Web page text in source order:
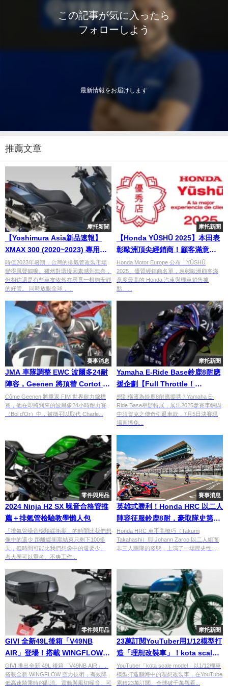
この記事が気に入ったら
フォローしよう
最新情報をお届けします
推薦文章
摩托新聞
【Yoshimura Asia新品速報】
XMAX 300 (2020~2023) 專用全
段排氣管 R-77J、GP-MAGNUM
115雙雙改款
時值2023年暑期，台灣的排氣管改裝市場
變得風聲鶴唳。雖然對環境因素感到無奈，
但相信還是有些車友依然在尋覓一根夠安靜
的好管。 同時放眼全球，...
摩托新聞
【Honda YŪSHŪ 2025】本田表
彰歐洲頂尖經銷商！顧客滿意度
最高據點名單正式公布
Honda Motor Europe 公布「YŪSHŪ
2025」優質經銷商名單，表彰歐洲顧客滿
意度最高的 Honda 汽車與機車銷售據
點。...
賽事消息
JMA 車隊調整 EWC 波爾多24耐
陣容，Geenen 將頂替 Cortot 出
賽
Côme Geenen 將重返 FIM 世界耐力錦標
賽，他在即將到來的波爾多24小時耐力賽
（Bol d’Or）中，被徵召以取代 Charle...
摩托新聞
Yamaha E-Ride Base鈴鹿8耐應
援企劃【Full Throttle！
YAMAHA RACING！】｜中須賀
克之引退展示＋7月5日決賽現場
直播
想到橫濱為鈴鹿8耐應援嗎？Yamaha E-
Ride Base舉辦特展，展出2025參賽車輛與
中須賀克之傳奇引退車款，7月5日決賽現
場直播免...
零件與用品
2024 Ninja H2 SX 噪音合格管推
薦＋排氣管檢驗教學懶人包
「排氣管噪音檢驗緩衝期」的時間比我們想
像中的還少 距離緩衝期結束只剩下100多
天，但時間可能比我們想像中的還要少。
考大學可以重考、不爽工作...
賽事消息
英雄式勝利！Honda HRC 以二人
陣容征服鈴鹿8耐，豪取隊史第31
冠
Honda HRC 車手高橋巧（Takumi
Takahashi）與 Johann Zarco 以二人組而
非三人團隊的姿態，上演了一場歷史性...
零件與用品
GIVI 全新49L後箱「V49NB
AIR」登場！搭載 WINGFLOW
空力技術、降低高速亂流與噪音
GIVI 推出全新 49L 後箱「V49NB AIR」，
搭載全新 WINGFLOW 空力技術，有效降
低高速騎乘時的亂流、震動與風切噪音。可
摩托新聞
23萬訂閱YouTuber用1/12模型打
造「理想改裝車」！kota scale
model爆紅背後的機車改裝哲學
YouTuber「kota scale model」以1/12機車
模型打造腦海中的理想改裝車，在YouTube
累積23萬訂閱、全球破千萬觀看...